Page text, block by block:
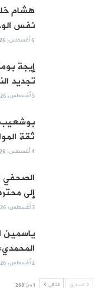
هشام
نفس
6 أغسطس, 2026
إيجة
تجديد
5 أغسطس, 2026
بوشعيب
ثقة
4 أغسطس, 2026
الصحفي
إلى
3 أغسطس, 2026
ياسمين
2 أغسطس, 2026
السابق التالي 1 من 268